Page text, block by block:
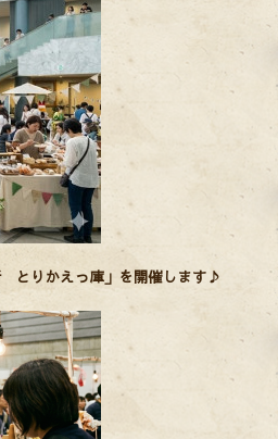
とりかえっ庫」を開催します♪